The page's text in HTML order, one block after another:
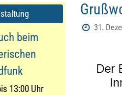
31.
beim
13:00 Uhr